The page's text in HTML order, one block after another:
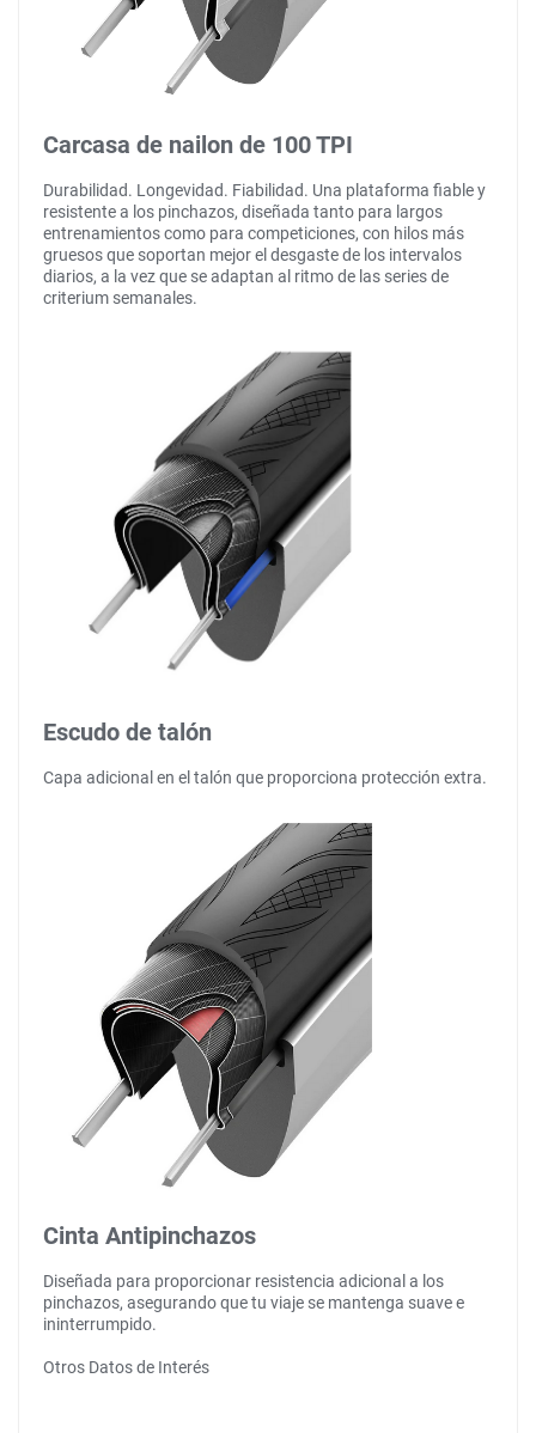
Carcasa de nailon de 100 TPI
Durabilidad. Longevidad. Fiabilidad. Una plataforma fiable y
resistente a los pinchazos, diseñada tanto para largos
entrenamientos como para competiciones, con hilos más
gruesos que soportan mejor el desgaste de los intervalos
diarios, a la vez que se adaptan al ritmo de las series de
criterium semanales.
Escudo de talón
Capa adicional en el talón que proporciona protección extra.
Cinta Antipinchazos
Diseñada para proporcionar resistencia adicional a los
pinchazos, asegurando que tu viaje se mantenga suave e
ininterrumpido.
Otros Datos de Interés